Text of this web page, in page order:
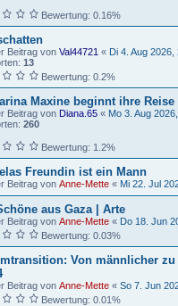
Bewertung: 0.16%
Beitrag von Val44721 « Di 4. Aug 2026,
13
Bewertung: 0.2%
Maxine beginnt ihre Reise
Beitrag von Diana.65 « Mo 3. Aug
260
Bewertung: 1.2%
Freundin ist ein Mann
Beitrag von Anne-Mette « Mi 22. Jul
aus Gaza | Arte
Beitrag von Anne-Mette « Do 18. Jun
Bewertung: 0.03%
Von männlicher zu
Beitrag von Anne-Mette « So 7. Jun
Bewertung: 0.01%